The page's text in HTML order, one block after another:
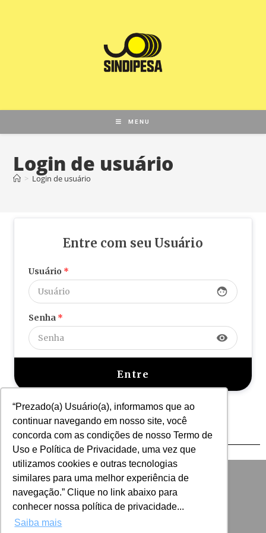
“Prezado(a) Usuário(a), informamos que ao
continuar navegando em nosso site, você
concorda com as condições de nosso Termo de
Uso e Política de Privacidade, uma vez que
utilizamos cookies e outras tecnologias
similares para uma melhor experiência de
navegação.” Clique no link abaixo para
conhecer nossa política de privacidade...
Saiba mais
MENU
Login de usuário
> Login de usuário
Entre com seu Usuário
Usuário *
face
Senha *
visibility
Perdeu sua senha?